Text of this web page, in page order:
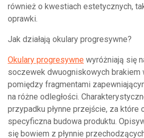
również o kwestiach estetycznych,
oprawki.
Jak działają okulary progresywne?
Okulary progresywne wyróżniają się
soczewek dwuogniskowych brakiem
pomiędzy fragmentami
na różne odległości.
przypadku płynne przejście, za które
specyficzna budowa produktu.
się bowiem z płynnie